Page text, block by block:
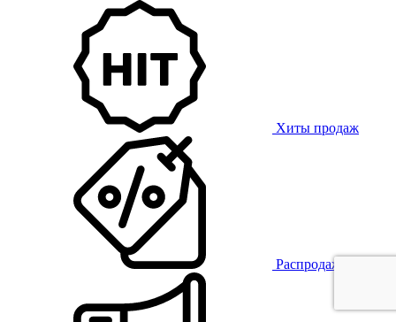
Хиты продаж
Распродажа